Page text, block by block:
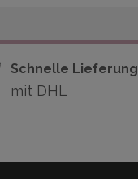
Schnelle Lieferung
mit DHL